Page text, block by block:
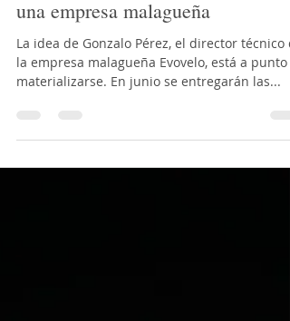
Mö, un vehículo solar creado por
una empresa malagueña
La idea de Gonzalo Pérez, el director técnico